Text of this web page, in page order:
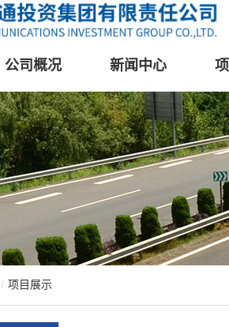
公司概况 新闻中心
/ 项目展示